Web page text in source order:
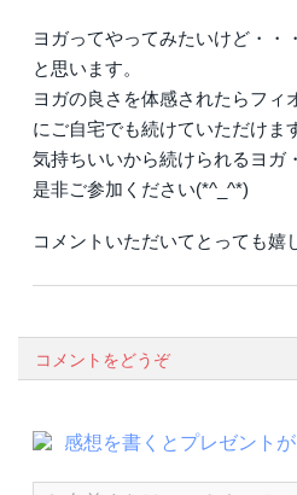
ヨガってやってみたいけど・・
と思います。
ヨガの良さを体感されたらフィ
にご自宅でも続けていただけま
気持ちいいから続けられるヨガ
是非ご参加ください(*^_^*)
コメントいただいてとっても嬉
コメントをどうぞ